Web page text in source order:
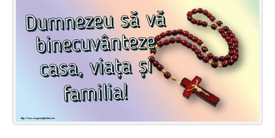
Felicitari zile saptamana
Felicitari muzicale
Felicitari muzicale personalizate